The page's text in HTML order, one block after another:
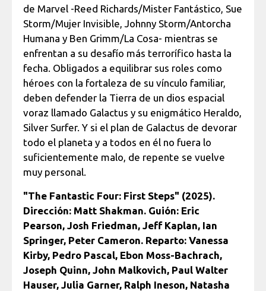
de Marvel -Reed Richards/Mister Fantástico, Sue
Storm/Mujer Invisible, Johnny Storm/Antorcha
Humana y Ben Grimm/La Cosa- mientras se
enfrentan a su desafío más terrorífico hasta la
fecha. Obligados a equilibrar sus roles como
héroes con la fortaleza de su vínculo familiar,
deben defender la Tierra de un dios espacial
voraz llamado Galactus y su enigmático Heraldo,
Silver Surfer. Y si el plan de Galactus de devorar
todo el planeta y a todos en él no fuera lo
suficientemente malo, de repente se vuelve
muy personal.
"The Fantastic Four: First Steps" (2025).
Dirección: Matt Shakman. Guión: Eric
Pearson, Josh Friedman, Jeff Kaplan, Ian
Springer, Peter Cameron. Reparto: Vanessa
Kirby, Pedro Pascal, Ebon Moss-Bachrach,
Joseph Quinn, John Malkovich, Paul Walter
Hauser, Julia Garner, Ralph Ineson, Natasha